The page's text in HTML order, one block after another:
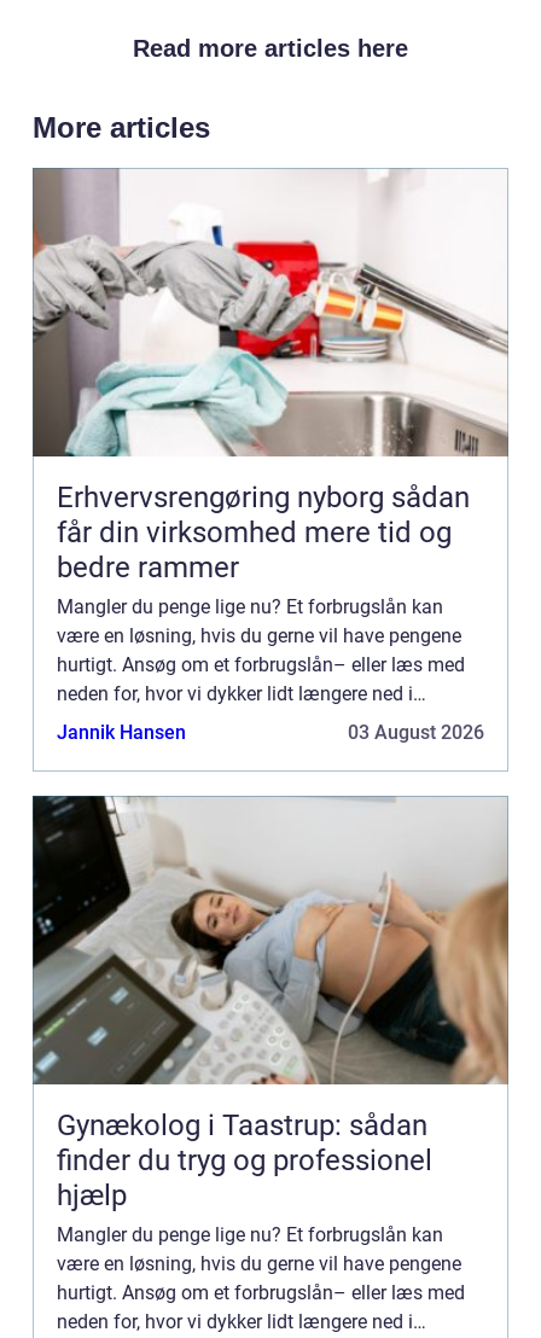
Read more articles here
More articles
Erhvervsrengøring nyborg sådan
får din virksomhed mere tid og
bedre rammer
Mangler du penge lige nu? Et forbrugslån kan
være en løsning, hvis du gerne vil have pengene
hurtigt. Ansøg om et forbrugslån– eller læs med
neden for, hvor vi dykker lidt længere ned i
begrebet forbrugslån. I denne artikel giver vi dig et
Jannik Hansen 03 August 2026
Gynækolog i Taastrup: sådan
finder du tryg og professionel
hjælp
Mangler du penge lige nu? Et forbrugslån kan
være en løsning, hvis du gerne vil have pengene
hurtigt. Ansøg om et forbrugslån– eller læs med
neden for, hvor vi dykker lidt længere ned i